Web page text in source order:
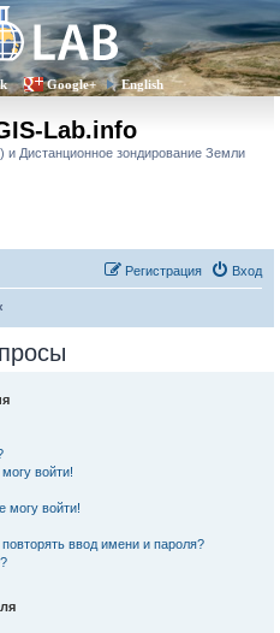
Google+ English
Lab.info
Дистанционное зондирование Земли
Вход
Регистрация
войти!
могу войти!
ввод имени и пароля?